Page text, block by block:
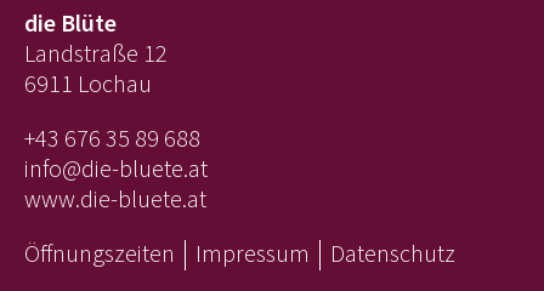
die Blüte
Landstraße 12
6911 Lochau
+43 676 35 89 688
info@die-bluete.at
www.die-bluete.at
Öffnungszeiten
Impressum
Datenschutz